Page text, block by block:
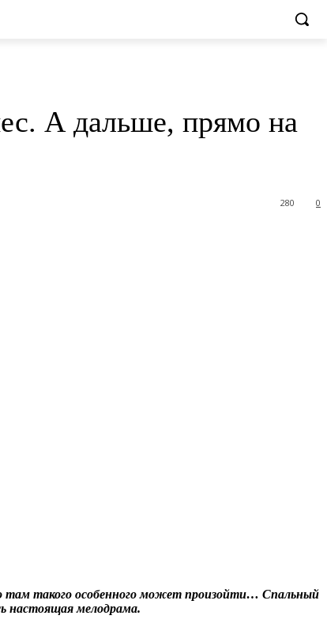
А дальше, прямо на
0
280
там такого особенного может произойти… Спальный
настоящая мелодрама.